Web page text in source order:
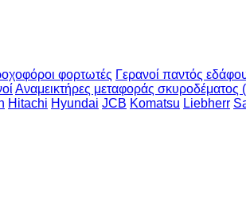
φορτωτές Γερανοί παντός
Αναμεικτήρες μεταφοράς σκυροδέματος
Hitachi Hyundai JCB Komatsu Liebherr